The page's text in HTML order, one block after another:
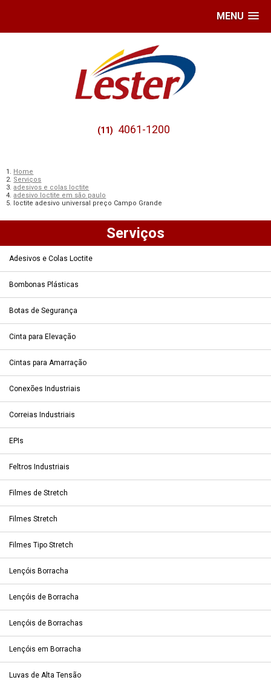
MENU
(11) 4061-1200
Home
Serviços
adesivos e colas loctite
adesivo loctite em são paulo
loctite adesivo universal preço Campo Grande
Serviços
Adesivos e Colas Loctite
Bombonas Plásticas
Botas de Segurança
Cinta para Elevação
Cintas para Amarração
Conexões Industriais
Correias Industriais
EPIs
Feltros Industriais
Filmes de Stretch
Filmes Stretch
Filmes Tipo Stretch
Lençóis Borracha
Lençóis de Borracha
Lençóis de Borrachas
Lençóis em Borracha
Luvas de Alta Tensão